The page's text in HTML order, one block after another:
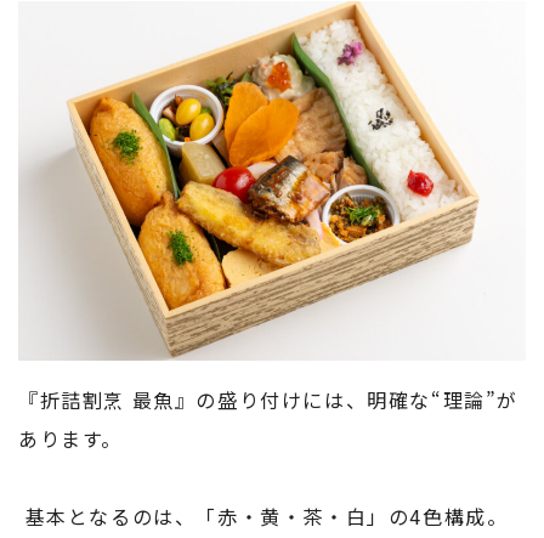
『折詰割烹 最魚』の盛り付けには、明確な“理論”が
あります。
基本となるのは、「赤・黄・茶・白」の4色構成。